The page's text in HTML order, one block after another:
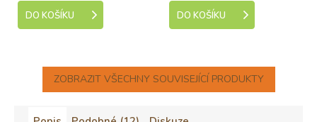
DO KOŠÍKU DO KOŠÍKU
ZOBRAZIT VŠECHNY SOUVISEJÍCÍ PRODUKTY